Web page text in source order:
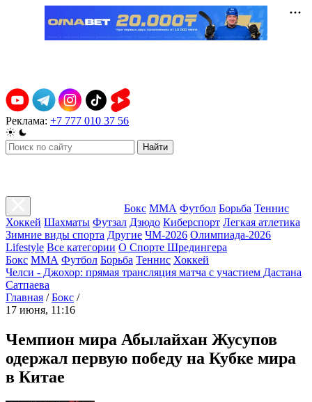
Реклама: +7 777 010 37 56
Найти
Бокс ММА Футбол Борьба Теннис
Хоккей Шахматы Футзал Дзюдо Киберспорт Легкая атлетика
Зимние виды спорта Другие ЧМ-2026 Олимпиада-2026
Lifestyle Все категории О Спорте Шредингера
Бокс ММА Футбол Борьба Теннис Хоккей
Челси - Джохор: прямая трансляция матча с участием Дастана
Сатпаева
Главная / Бокс /
17 июня, 11:16
Чемпион мира Абылайхан Жусупов
одержал первую победу на Кубке мира
в Китае